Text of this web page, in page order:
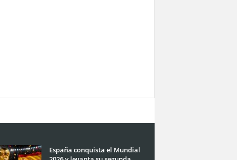
España conquista el Mundial